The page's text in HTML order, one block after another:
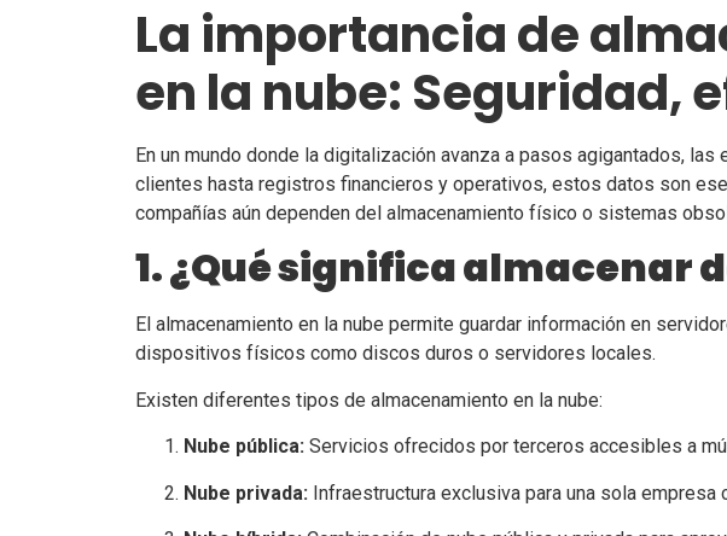
La importancia de
en la nube: Seguridad,
En un mundo donde la digitalización avanza a pasos agigantados,
clientes hasta registros financieros y operativos, estos datos son
compañías aún dependen del almacenamiento físico o sistemas
1. ¿Qué significa almacenar
El almacenamiento en la nube permite guardar información en
dispositivos físicos como discos duros o servidores locales.
Existen diferentes tipos de almacenamiento en la nube:
Nube pública: Servicios ofrecidos por terceros accesibles a
Nube privada: Infraestructura exclusiva para una sola empresa